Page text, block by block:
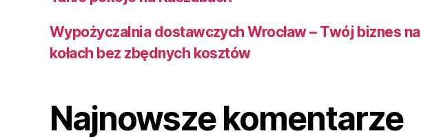
Wypożyczalnia dostawczych Wrocław – Twój biznes na
kołach bez zbędnych kosztów
Najnowsze komentarze